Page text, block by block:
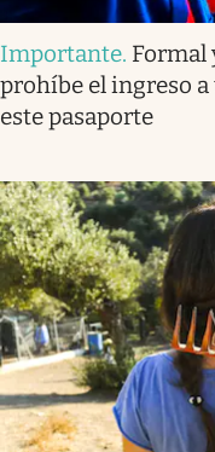
Importante. Formal
prohíbe el ingreso
este pasaporte